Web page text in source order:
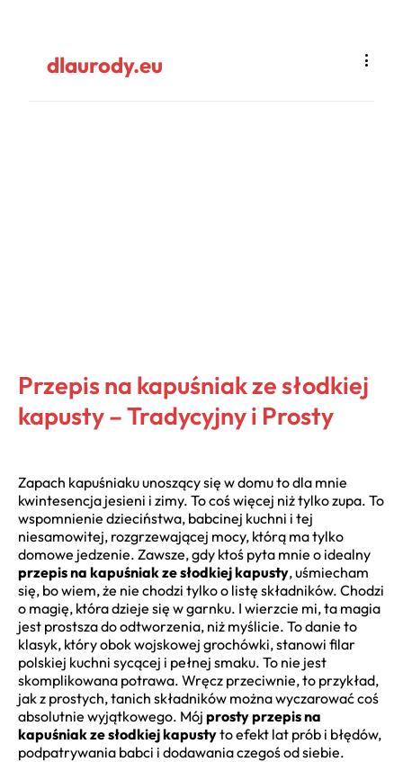
dlaurody.eu
Przepis na kapuśniak ze słodkiej
kapusty – Tradycyjny i Prosty
Zapach kapuśniaku unoszący się w domu to dla mnie
kwintesencja jesieni i zimy. To coś więcej niż tylko zupa. To
wspomnienie dzieciństwa, babcinej kuchni i tej
niesamowitej, rozgrzewającej mocy, którą ma tylko
domowe jedzenie. Zawsze, gdy ktoś pyta mnie o idealny
przepis na kapuśniak ze słodkiej kapusty, uśmiecham
się, bo wiem, że nie chodzi tylko o listę składników. Chodzi
o magię, która dzieje się w garnku. I wierzcie mi, ta magia
jest prostsza do odtworzenia, niż myślicie. To danie to
klasyk, który obok wojskowej grochówki, stanowi filar
polskiej kuchni sycącej i pełnej smaku. To nie jest
skomplikowana potrawa. Wręcz przeciwnie, to przykład,
jak z prostych, tanich składników można wyczarować coś
absolutnie wyjątkowego. Mój prosty przepis na
kapuśniak ze słodkiej kapustyto efekt lat prób i błędów,
podpatrywania babci i dodawania czegoś od siebie.